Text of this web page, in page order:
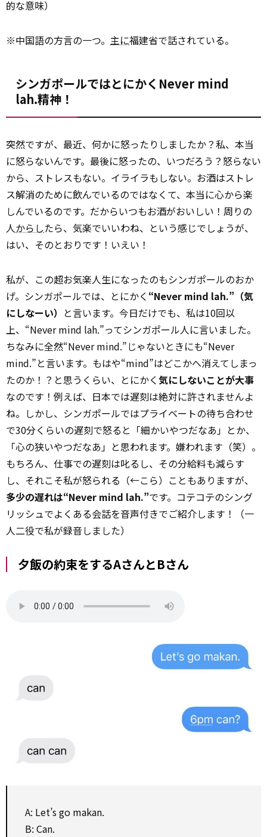
的な意味）
※中国語の方言の一つ。 主に福建省で話されている。
シンガポールではとにかくNever mind
lah.精神！
突然ですが、最近、何かに怒ったりしましたか？私、本当
に怒らないんです。最後に怒ったの、いつだろう？怒らない
から、ストレスもない。イライラもしない。お酒はストレ
ス解消のために飲んでいるのではなくて、本当に心から楽
しんでいるのです。だからいつもお酒がおいしい！周りの
人からしたら、気楽でいいわね、という感じでしょうが、
はい、そのとおりです！いえい！
私が、この超お気楽人生になったのもシンガポールのおか
げ。シンガポールでは、とにかく “Never mind lah.”（気
にしなーい） と言います。今日だけでも、私は10回以
上、“Never mind lah.”ってシンガポール人に言いました。
ちなみに全然“Never mind.”じゃないときにも“Never
mind.”と言います。もはや“mind”はどこかへ消えてしまっ
たのか！？と思うくらい、とにかく気にしないことが大事
なのです！例えば、日本では遅刻は絶対に許されませんよ
ね。しかし、シンガポールではプライベートの待ち合わせ
で30分くらいの遅刻で怒ると「細かいやつだなあ」とか、
「心の狭いやつだなあ」と思われます。嫌われます（笑）。
もちろん、仕事での遅刻は叱るし、その分給料も減らす
し、それこそ私が怒られる（←こら）こともありますが、
多少の遅れは“Never mind lah.”です。コテコテのシング
リッシュでよくある会話を音声付きでご紹介します！（一
人二役で私が録音しました）
夕飯の約束をするAさんとBさん
A: Let’s go makan.
B: Can.